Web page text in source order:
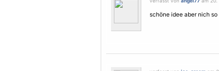
schöne idee aber nich